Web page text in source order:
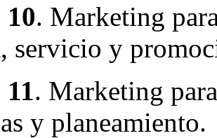
. Marketing
servicio y
. Marketing
y planeamiento.